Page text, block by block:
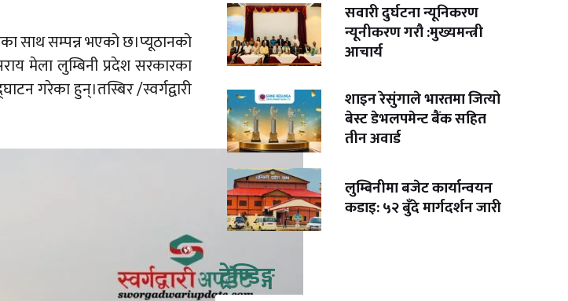
साथ सम्पन्न भएको छ।प्यूठानको
मेला लुम्बिनी प्रदेश सरकारका
गरेका हुन्।तस्बिर /स्वर्गद्वारी
सवारी दुर्घटना न्यूनिकरण
न्यूनीकरण गरौ :मुख्यमन्त्री
आचार्य
शाइन रेसुंगाले भारतमा जित्यो
बेस्ट डेभलपमेन्ट बैंक सहित
तीन अवार्ड
लुम्बिनीमा बजेट कार्यान्वयन
कडाइ: ५२ बुँदे मार्गदर्शन जारी
ट्रेण्डिङ्ग